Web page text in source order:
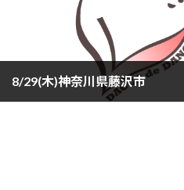
8/29(木)神奈川県藤沢市